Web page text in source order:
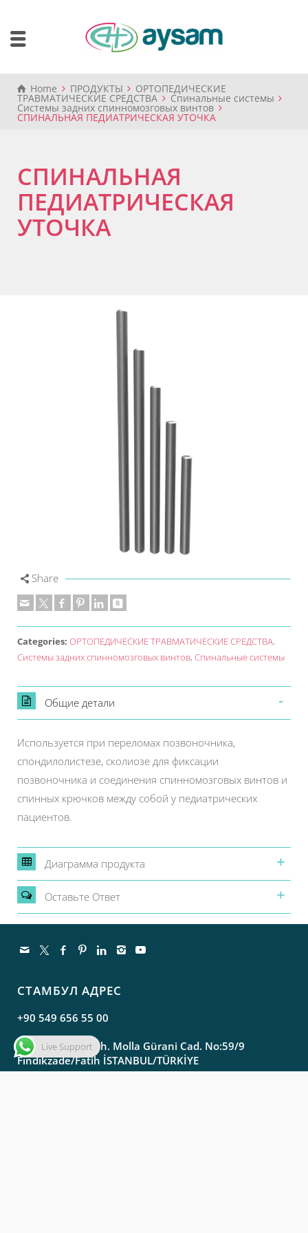
Home ПРОДУКТЫ ОРТОПЕДИЧЕСКИЕ
ТРАВМАТИЧЕСКИЕ СРЕДСТВА Спинальные системы
Системы задних спинномозговых винтов
СПИНАЛЬНАЯ ПЕДИАТРИЧЕСКАЯ УТОЧКА
СПИНАЛЬНАЯ
ПЕДИАТРИЧЕСКАЯ
УТОЧКА
Share
Categories: ОРТОПЕДИЧЕСКИЕ ТРАВМАТИЧЕСКИЕ СРЕДСТВА,
Системы задних спинномозговых винтов, Спинальные системы
Общие детали
Используется при переломах позвоночника,
спондилолистезе, сколиозе для фиксации
позвоночника и соединения спинномозговых винтов и
спинных крючков между собой у педиатрических
пациентов.
Диаграмма продукта
Oставьте Oтвет
СТАМБУЛ АДРЕС
+90 549 656 55 00
Molla Gürani Mah. Molla Gürani Cad. No:59/9
Fındıkzade/Fatih İSTANBUL/TÜRKİYE
Live Support